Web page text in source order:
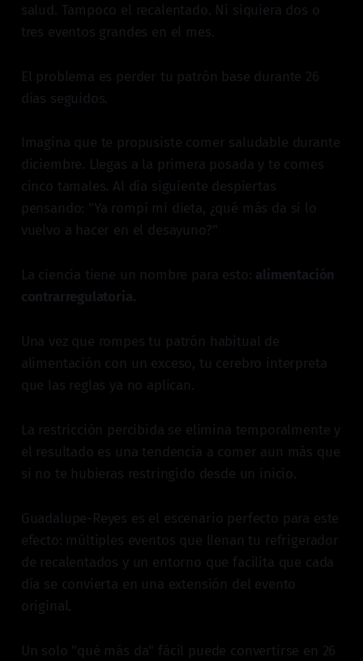
salud. Tampoco el recalentado. Ni siquiera dos o
tres eventos grandes en el mes.
El problema es perder tu patrón base durante 26
días seguidos.
Imagina que te propusiste comer saludable durante
diciembre. Llegas a la primera posada y te comes
cinco tamales. Al día siguiente despiertas
pensando: "Ya rompí mi dieta, ¿qué más da si lo
vuelvo a hacer en el desayuno?"
La ciencia tiene un nombre para esto: alimentación
contrarregulatoria.
Una vez que rompes tu patrón habitual de
alimentación con un exceso, tu cerebro interpreta
que las reglas ya no aplican.
La restricción percibida se elimina temporalmente y
el resultado es una tendencia a comer aun más que
si no te hubieras restringido desde un inicio.
Guadalupe-Reyes es el escenario perfecto para este
efecto: múltiples eventos que llenan tu refrigerador
de recalentados y un entorno que facilita que cada
día se convierta en una extensión del evento
original.
Un solo "qué más da" fácil puede convertirse en 26